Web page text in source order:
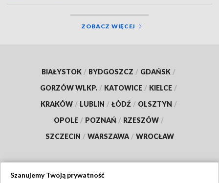
ZOBACZ WIĘCEJ
BIAŁYSTOK / BYDGOSZCZ / GDAŃSK /
GORZÓW WLKP. / KATOWICE / KIELCE /
KRAKÓW / LUBLIN / ŁÓDŹ / OLSZTYN /
OPOLE / POZNAŃ / RZESZÓW /
SZCZECIN / WARSZAWA / WROCŁAW
Szanujemy Twoją prywatność